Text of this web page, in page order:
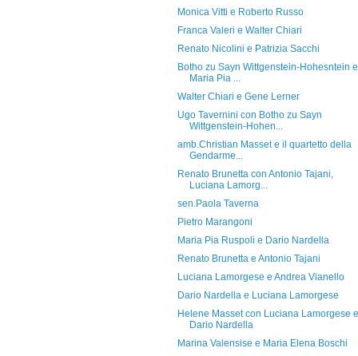
Monica Vitti e Roberto Russo
Franca Valeri e Walter Chiari
Renato Nicolini e Patrizia Sacchi
Botho zu Sayn Wittgenstein-Hohesntein e
Maria Pia ...
Walter Chiari e Gene Lerner
Ugo Tavernini con Botho zu Sayn
Wittgenstein-Hohen...
amb.Christian Masset e il quartetto della
Gendarme...
Renato Brunetta con Antonio Tajani,
Luciana Lamorg...
sen.Paola Taverna
Pietro Marangoni
Maria Pia Ruspoli e Dario Nardella
Renato Brunetta e Antonio Tajani
Luciana Lamorgese e Andrea Vianello
Dario Nardella e Luciana Lamorgese
Helene Masset con Luciana Lamorgese e
Dario Nardella
Marina Valensise e Maria Elena Boschi